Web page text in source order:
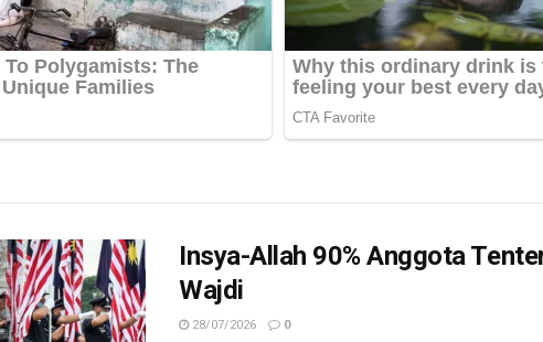
Insya-Allah 90% Anggota
Wajdi
28/07/2026 0